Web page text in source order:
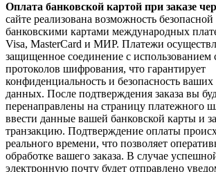
Оплата банковской картой при заказе
сайте реализована возможность
банковскими картами международных
Visa, MasterCard и МИР. Платежи
защищенное соединение с использованием
протоколов шифрования, что гарантирует
конфиденциальность и безопасность
данных. После подтверждения заказа вы
перенаправлены на страницу платежного
ввести данные вашей банковской карты и
транзакцию. Подтверждение оплаты
реального времени, что позволяет
обработке вашего заказа. В случае
электронную почту будет отправлено